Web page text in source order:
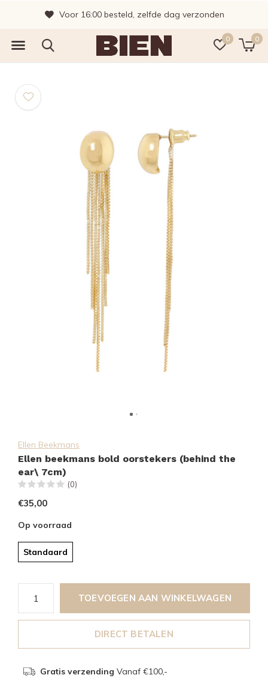
0 0
Voor 16:00 besteld, zelfde dag verzonden
Ellen Beekmans
Ellen beekmans bold oorstekers (behind the
ear\ 7cm)
(0)
€35,00
Op voorraad
Standaard
TOEVOEGEN AAN WINKELWAGEN
DIRECT BETALEN
Gratis verzending Vanaf €100,-